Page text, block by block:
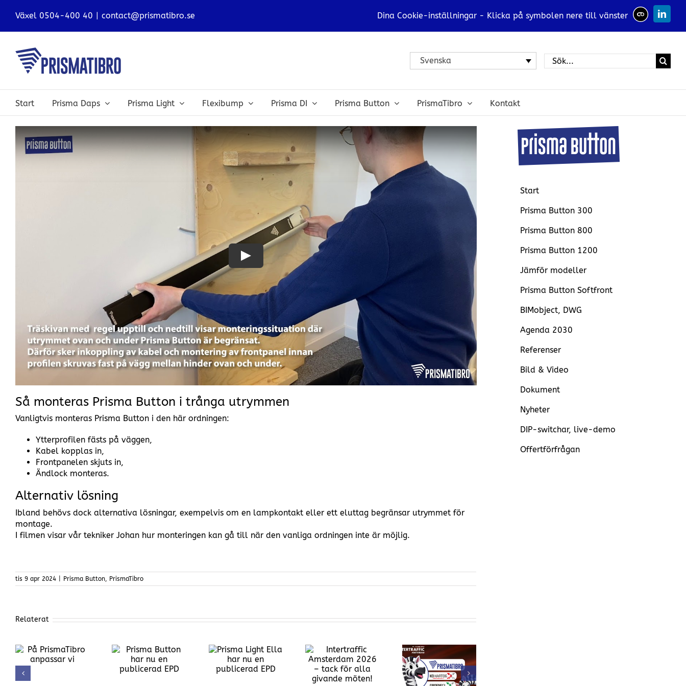
Växel 0504-400 40 | contact@prismatibro.se Dina Cookie-inställningar - Klicka på symbolen nere till vänster
Svenska
Sök
efter:
Start Prisma Daps Prisma Light Flexibump Prisma DI Prisma Button PrismaTibro Kontakt
Så monteras Prisma Button i trånga utrymmen
Vanligtvis monteras Prisma Button i den här ordningen:
Ytterprofilen fästs på väggen,
Kabel kopplas in,
Frontpanelen skjuts in,
Ändlock monteras.
Alternativ lösning
Ibland behövs dock alternativa lösningar, exempelvis om en lampkontakt eller ett eluttag begränsar utrymmet för
montage.
I filmen visar vår tekniker Johan hur monteringen kan gå till när den vanliga ordningen inte är möjlig.
tis 9 apr 2024 Prisma Button, PrismaTibro
Relaterat
Prisma Button
Prisma Light
Ella har nu en
Intertraffic
Amsterdam
PrismaTibro
ställer ut:
PrismaTibro är
stolt Associerad
Partner till
Start
Prisma Button 300
Prisma Button 800
Prisma Button 1200
Jämför modeller
Prisma Button Softfront
BIMobject, DWG
Agenda 2030
Referenser
Bild & Video
Dokument
Nyheter
DIP-switchar, live-demo
Offertförfrågan